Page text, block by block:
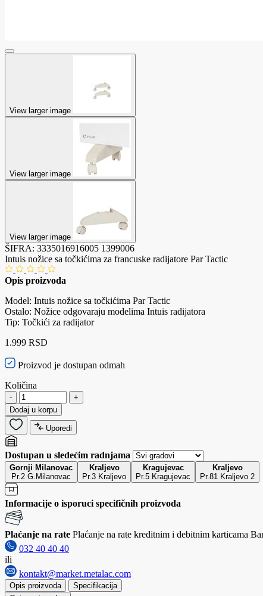
View larger image
View larger image
View larger image
ŠIFRA: 3335016916005 1399006
Intuis nožice sa točkićima za francuske radijatore Par Tactic
Opis proizvoda
Model: Intuis nožice sa točkićima Par Tactic
Ostalo: Nožice odgovaraju modelima Intuis radijatora
Tip: Točkići za radijator
1.999 RSD
Proizvod je dostupan odmah
Količina
-
+
Dodaj u korpu
Uporedi
Dostupan u sledećim radnjama
Gornji Milanovac
Pr.2 G.Milanovac
Kraljevo
Pr.3 Kraljevo
Kragujevac
Pr.5 Kragujevac
Kraljevo
Pr.81 Kraljevo 2
Informacije o isporuci specifičnih proizvoda
Plaćanje na rate Plaćanje na rate kreditnim i debitnim karticama
032 40 40 40
ili
kontakt@market.metalac.com
Opis proizvoda
Specifikacija